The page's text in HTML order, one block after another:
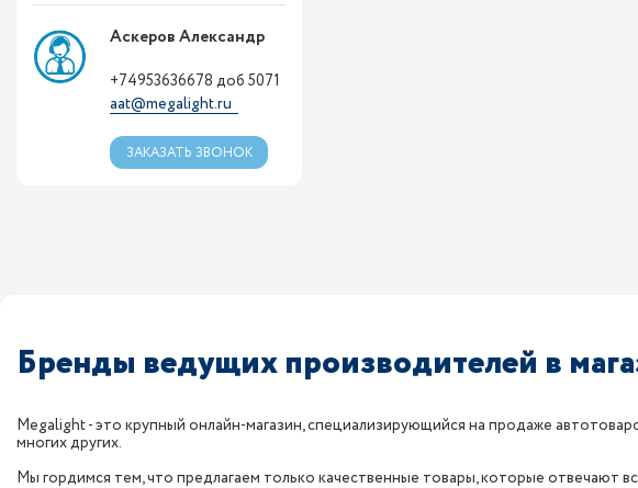
Аскеров Александр
+74953636678 доб 5071
aat@megalight.ru
ЗАКАЗАТЬ ЗВОНОК
Бренды ведущих производителей в
Megalight - это крупный онлайн-магазин, специализирующийся на продаже
многих других.
Мы гордимся тем, что предлагаем только качественные товары, которые